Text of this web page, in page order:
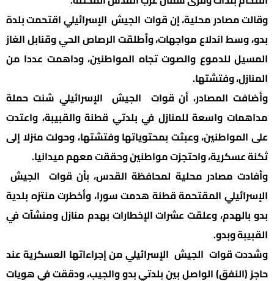
وقالت مصادر محلية، إن قوات الجيش الإسرائيلي اقتحمت بلدة
بدو، وسط اندلاع مواجهات، وأطلقت الرصاص الحي وقنابل الغاز
المسيل للدموع والصوت تجاه المواطنين، وداهمت عددا من
المنازل، وفتشتها.
وأضافت المصادر، أن قوات الجيش الإسرائيلي شنت حملة
مداهمات واسعة للمنازل في بلدتي قطنة والقبيبة، واعتدت
على المواطنين، وعبثت بمحتوياتها وفتشتها، وحولت منزلا إلى
ثكنة عسكرية، واحتجزت مواطنين وحققت معهم ميدانيا.
وأفادت مصادر محلية لمحافظة القدس، بأن قوات الجيش
الإسرائيلي المقتحمة قطنة هدمت سورا، وأخطرت منتزه بلدية
بدو بالهدم، وعلقت عشرات الإخطارات بهدم منازل ومنشآت في
القبيبة وبدو.
وشددت قوات الجيش الإسرائيلي من إجراءاتها العسكرية عند
حاجز (النفق) الواصل بين بلدتي بدو والجيب، ودققت في هويات